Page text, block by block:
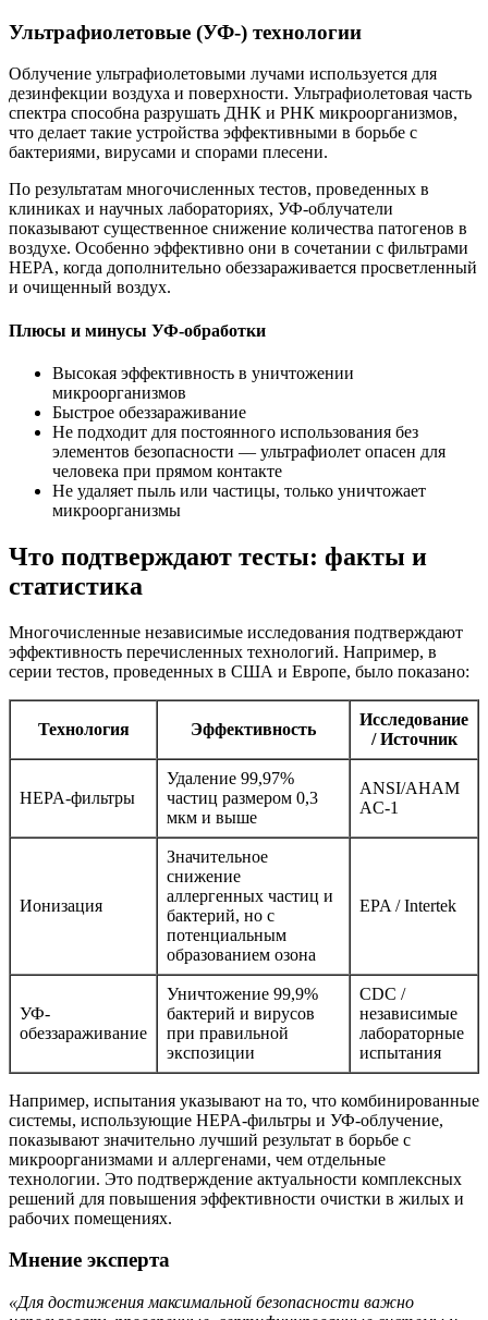
Ультрафиолетовые (УФ-) технологии
Облучение ультрафиолетовыми лучами используется для
дезинфекции воздуха и поверхности. Ультрафиолетовая часть
спектра способна разрушать ДНК и РНК микроорганизмов,
что делает такие устройства эффективными в борьбе с
бактериями, вирусами и спорами плесени.
По результатам многочисленных тестов, проведенных в
клиниках и научных лабораториях, УФ-облучатели
показывают существенное снижение количества патогенов в
воздухе. Особенно эффективно они в сочетании с фильтрами
HEPA, когда дополнительно обеззараживается просветленный
и очищенный воздух.
Плюсы и минусы УФ-обработки
Высокая эффективность в уничтожении
микроорганизмов
Быстрое обеззараживание
Не подходит для постоянного использования без
элементов безопасности — ультрафиолет опасен для
человека при прямом контакте
Не удаляет пыль или частицы, только уничтожает
микроорганизмы
Что подтверждают тесты: факты и
статистика
Многочисленные независимые исследования подтверждают
эффективность перечисленных технологий. Например, в
серии тестов, проведенных в США и Европе, было показано:
Технология Эффективность
Исследование
/ Источник
HEPA-фильтры
Удаление 99,97%
частиц размером 0,3
мкм и выше
ANSI/AHAM
AC-1
Ионизация
Значительное
снижение
аллергенных частиц и
бактерий, но с
потенциальным
образованием озона
EPA / Intertek
УФ-
обеззараживание
Уничтожение 99,9%
бактерий и вирусов
при правильной
экспозиции
CDC /
независимые
лабораторные
испытания
Например, испытания указывают на то, что комбинированные
системы, использующие HEPA-фильтры и УФ-облучение,
показывают значительно лучший результат в борьбе с
микроорганизмами и аллергенами, чем отдельные
технологии. Это подтверждение актуальности комплексных
решений для повышения эффективности очистки в жилых и
рабочих помещениях.
Мнение эксперта
«Для достижения максимальной безопасности важно